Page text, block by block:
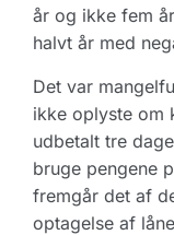
år og ikke fem
halvt år med
Det var
ikke oplyste om
udbetalt tre
bruge pengene
fremgår det af
optagelse af